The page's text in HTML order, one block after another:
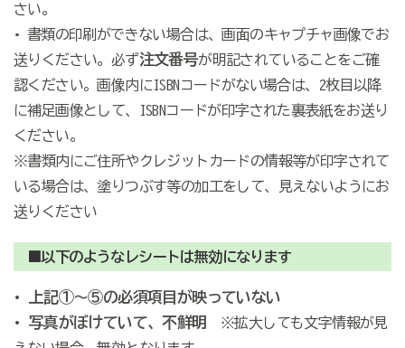
さい。
• 書類の印刷ができない場合は、画面のキャプチャ画像でお
送りください。必ず注文番号が明記されていることをご確
認ください。画像内にISBNコードがない場合は、2枚目以降
に補足画像として、ISBNコードが印字された裏表紙をお送り
ください。
※書類内にご住所やクレジットカードの情報等が印字されて
いる場合は、塗りつぶす等の加工をして、見えないようにお
送りください
■以下のようなレシートは無効になります
• 上記①～⑤の必須項目が映っていない
• 写真がぼけていて、不鮮明
※拡大しても文字情報が見